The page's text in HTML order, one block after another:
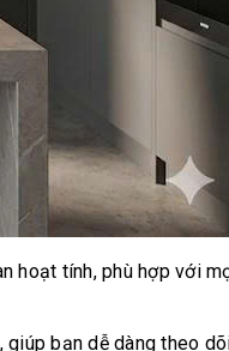
hoạt tính, phù hợp với
bạn dễ dàng theo